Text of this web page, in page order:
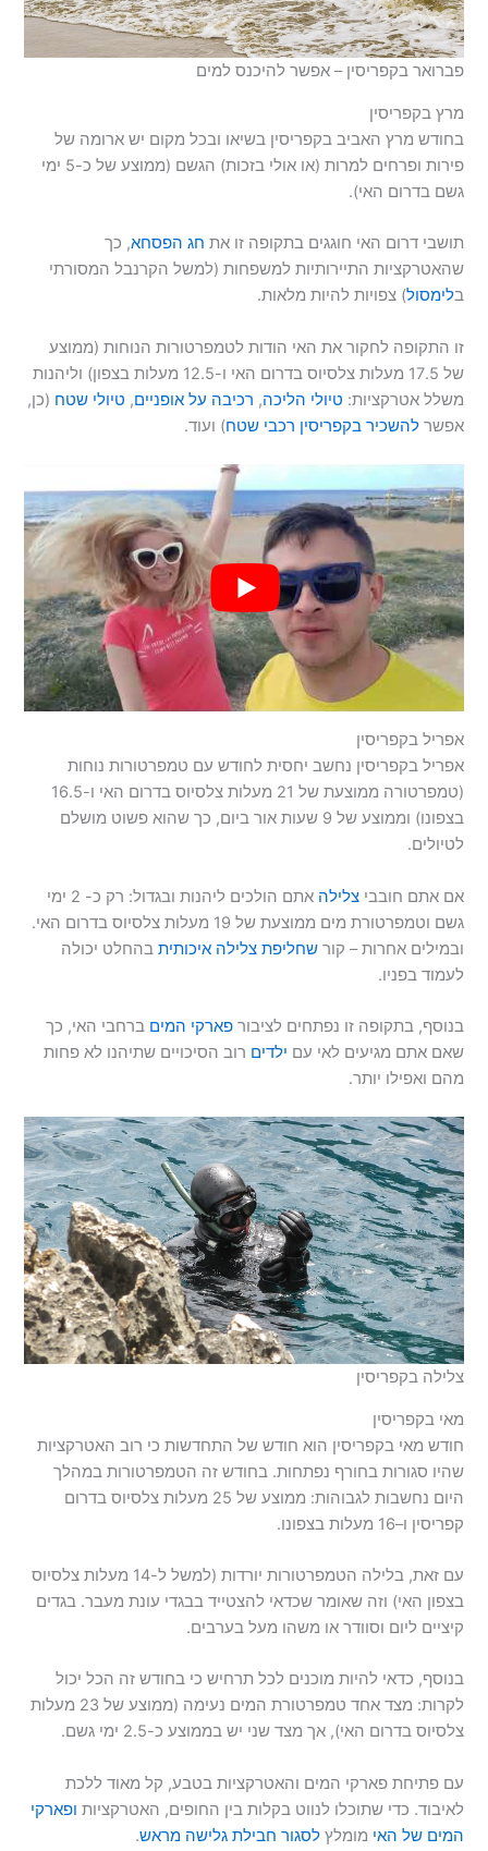
פברואר בקפריסין – אפשר להיכנס למים
מרץ בקפריסין
בחודש מרץ האביב בקפריסין בשיאו ובכל מקום יש ארומה של
פירות ופרחים למרות (או אולי בזכות) הגשם (ממוצע של כ-5 ימי
גשם בדרום האי).
תושבי דרום האי חוגגים בתקופה זו את חג הפסחא, כך
שהאטרקציות התיירותיות למשפחות (למשל הקרנבל המסורתי
בלימסול) צפויות להיות מלאות.
זו התקופה לחקור את האי הודות לטמפרטורות הנוחות (ממוצע
של 17.5 מעלות צלסיוס בדרום האי ו-12.5 מעלות בצפון) וליהנות
משלל אטרקציות: טיולי הליכה, רכיבה על אופניים, טיולי שטח (כן,
אפשרלהשכיר בקפריסין רכבי שטח) ועוד.
אפריל בקפריסין
אפריל בקפריסין נחשב יחסית לחודש עם טמפרטורות נוחות
(טמפרטורה ממוצעת של 21 מעלות צלסיוס בדרום האי ו-16.5
בצפונו) וממוצע של 9 שעות אור ביום, כך שהוא פשוט מושלם
לטיולים.
אם אתם חובביצלילה
אתם הולכים ליהנות ובגדול: רק כ- 2 ימי
גשם וטמפרטורת מים ממוצעת של 19 מעלות צלסיוס בדרום האי.
ובמילים אחרות – קורשחליפת צלילה איכותית בהחלט יכולה
לעמוד בפניו.
בנוסף, בתקופה זו נפתחים לציבורפארקי המים ברחבי האי, כך
שאם אתם מגיעים לאי עם ילדים רוב הסיכויים שתיהנו לא פחות
מהם ואפילו יותר.
צלילה בקפריסין
מאי בקפריסין
חודש מאי בקפריסין הוא חודש של התחדשות כי רוב האטרקציות
שהיו סגורות בחורף נפתחות. בחודש זה הטמפרטורות במהלך
היום נחשבות לגבוהות: ממוצע של 25 מעלות צלסיוס בדרום
קפריסין ו–16 מעלות בצפונו.
עם זאת, בלילה הטמפרטורות יורדות (למשל ל-14 מעלות צלסיוס
בצפון האי) וזה שאומר שכדאי להצטייד בבגדי עונת מעבר. בגדים
קיציים ליום וסוודר או משהו מעל בערבים.
בנוסף, כדאי להיות מוכנים לכל תרחיש כי בחודש זה הכל יכול
לקרות: מצד אחד טמפרטורת המים נעימה (ממוצע של 23 מעלות
צלסיוס בדרום האי), אך מצד שני יש בממוצע כ-2.5 ימי גשם.
עם פתיחת פארקי המים והאטרקציות בטבע, קל מאוד ללכת
לאיבוד. כדי שתוכלו לנווט בקלות בין החופים, האטרקציות ופארקי
המים של האי מומלץלסגור חבילת גלישה מראש.